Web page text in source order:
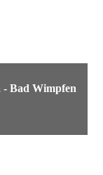
- Bad Wimpfen